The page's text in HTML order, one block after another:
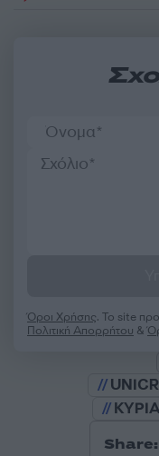
Όροι Χρήσης. Το site
Πολιτική Απορρήτου &
Share: